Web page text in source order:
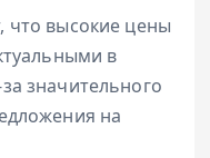
что высокие цены
в
значительного
на